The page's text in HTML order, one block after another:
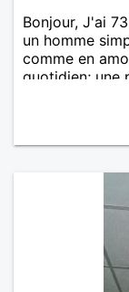
Bonjour, J'ai
un homme
comme en
quotidien; une
une discision
deux. Je
honnête et
moments de
une belle
écrire une
échanges
simplicité,
d'un café
laisser le